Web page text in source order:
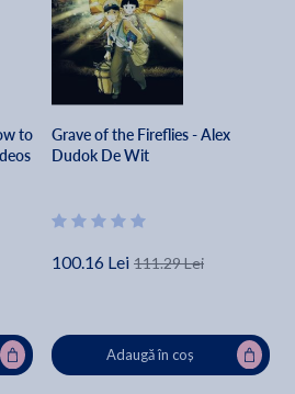
to
Grave of the Fireflies - Alex
Dudok De Wit
100.16 Lei 111.29 Lei
Adaugă în coș